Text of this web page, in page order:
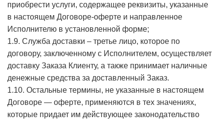
приобрести услуги, содержащее реквизиты, указанные
в настоящем Договоре-оферте и направленное
Исполнителю в установленной форме;
1.9. Служба доставки – третье лицо, которое по
договору, заключенному с Исполнителем, осуществляет
доставку Заказа Клиенту, а также принимает наличные
денежные средства за доставленный Заказ.
1.10. Остальные термины, не указанные в настоящем
Договоре — оферте, применяются в тех значениях,
которые придает им действующее законодательство